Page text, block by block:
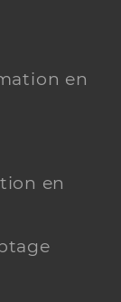
en
en